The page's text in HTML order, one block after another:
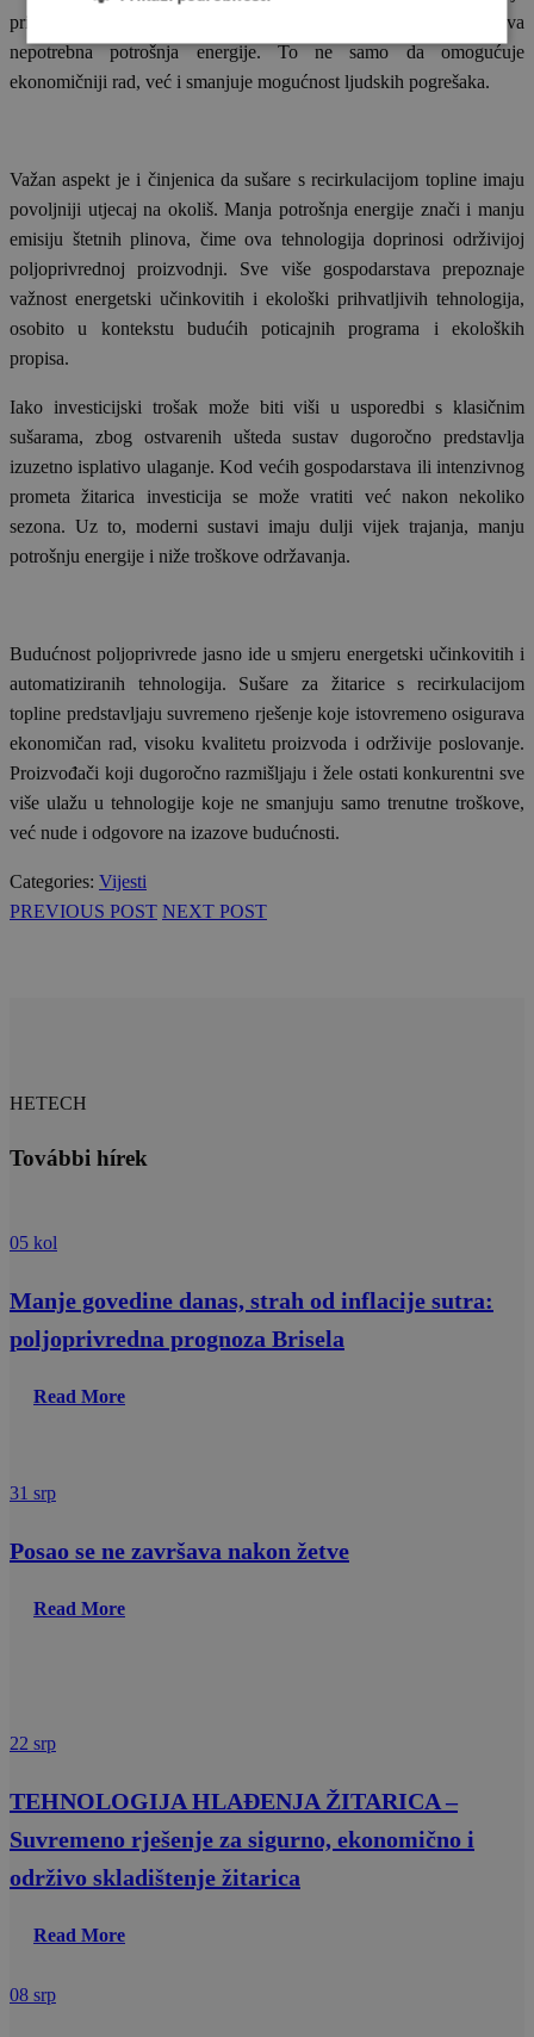
prilagođava rad sustava trenutačnim potrebama, čime se izbjegava
nepotrebna potrošnja energije. To ne samo da omogućuje
ekonomičniji rad, već i smanjuje mogućnost ljudskih pogrešaka.
Važan aspekt je i činjenica da sušare s recirkulacijom topline imaju
povoljniji utjecaj na okoliš. Manja potrošnja energije znači i manju
emisiju štetnih plinova, čime ova tehnologija doprinosi održivijoj
poljoprivrednoj proizvodnji. Sve više gospodarstava prepoznaje
važnost energetski učinkovitih i ekološki prihvatljivih tehnologija,
osobito u kontekstu budućih poticajnih programa i ekoloških
propisa.
Iako investicijski trošak može biti viši u usporedbi s klasičnim
sušarama, zbog ostvarenih ušteda sustav dugoročno predstavlja
izuzetno isplativo ulaganje. Kod većih gospodarstava ili intenzivnog
prometa žitarica investicija se može vratiti već nakon nekoliko
sezona. Uz to, moderni sustavi imaju dulji vijek trajanja, manju
potrošnju energije i niže troškove održavanja.
Budućnost poljoprivrede jasno ide u smjeru energetski učinkovitih i
automatiziranih tehnologija. Sušare za žitarice s recirkulacijom
topline predstavljaju suvremeno rješenje koje istovremeno osigurava
ekonomičan rad, visoku kvalitetu proizvoda i održivije poslovanje.
Proizvođači koji dugoročno razmišljaju i žele ostati konkurentni sve
više ulažu u tehnologije koje ne smanjuju samo trenutne troškove,
već nude i odgovore na izazove budućnosti.
Categories: Vijesti
PREVIOUS POST NEXT POST
HETECH
További hírek
05 kol
Manje govedine danas, strah od inflacije sutra:
poljoprivredna prognoza Brisela
Read More
31 srp
Posao se ne završava nakon žetve
Read More
22 srp
TEHNOLOGIJA HLAĐENJA ŽITARICA –
Suvremeno rješenje za sigurno, ekonomično i
održivo skladištenje žitarica
Read More
08 srp